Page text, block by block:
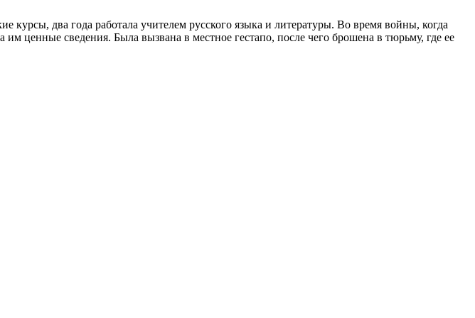
курсы, два года работала учителем русского языка и литературы. Во время войны, когда
ценные сведения. Была вызвана в местное гестапо, после чего брошена в тюрьму, где ее